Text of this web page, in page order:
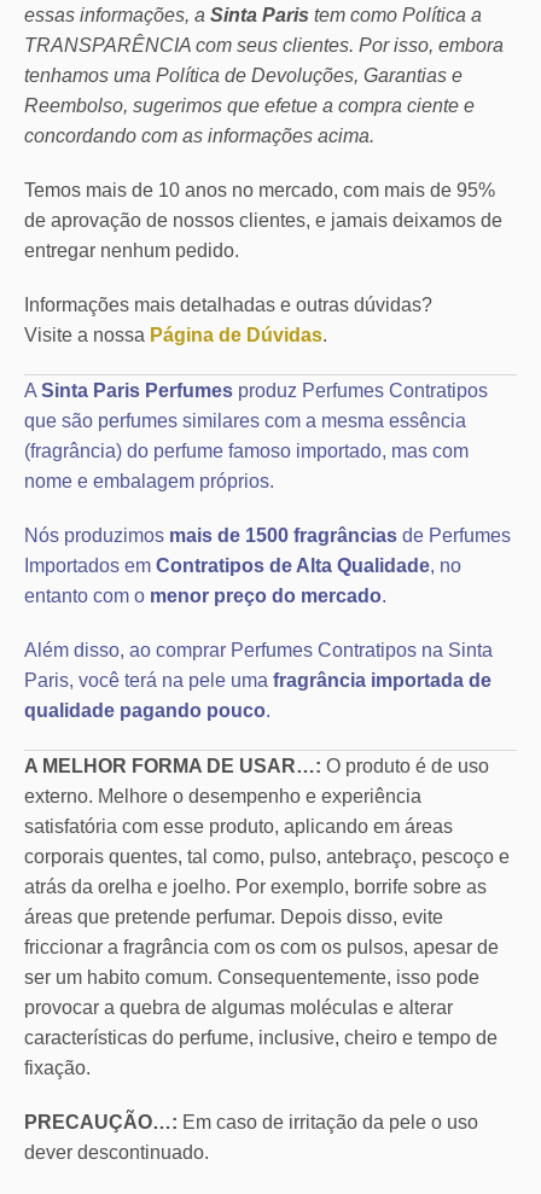
essas informações, a Sinta Paris tem como Política a
TRANSPARÊNCIA com seus clientes. Por isso, embora
tenhamos uma Política de Devoluções, Garantias e
Reembolso, sugerimos que efetue a compra ciente e
concordando com as informações acima.
Temos mais de 10 anos no mercado, com mais de 95%
de aprovação de nossos clientes, e jamais deixamos de
entregar nenhum pedido.
Informações mais detalhadas e outras dúvidas?
Visite a nossa Página de Dúvidas.
A Sinta Paris Perfumes produz Perfumes Contratipos
que são perfumes similares com a mesma essência
(fragrância) do perfume famoso importado, mas com
nome e embalagem próprios.
Nós produzimos mais de 1500 fragrâncias de Perfumes
Importados em Contratipos de Alta Qualidade, no
entanto com o menor preço do mercado.
Além disso, ao comprar Perfumes Contratipos na Sinta
Paris, você terá na pele uma fragrância importada de
qualidade pagando pouco.
A MELHOR FORMA DE USAR…: O produto é de uso
externo. Melhore o desempenho e experiência
satisfatória com esse produto, aplicando em áreas
corporais quentes, tal como, pulso, antebraço, pescoço e
atrás da orelha e joelho. Por exemplo, borrife sobre as
áreas que pretende perfumar. Depois disso, evite
friccionar a fragrância com os com os pulsos, apesar de
ser um habito comum. Consequentemente, isso pode
provocar a quebra de algumas moléculas e alterar
características do perfume, inclusive, cheiro e tempo de
fixação.
PRECAUÇÃO…: Em caso de irritação da pele o uso
dever descontinuado.